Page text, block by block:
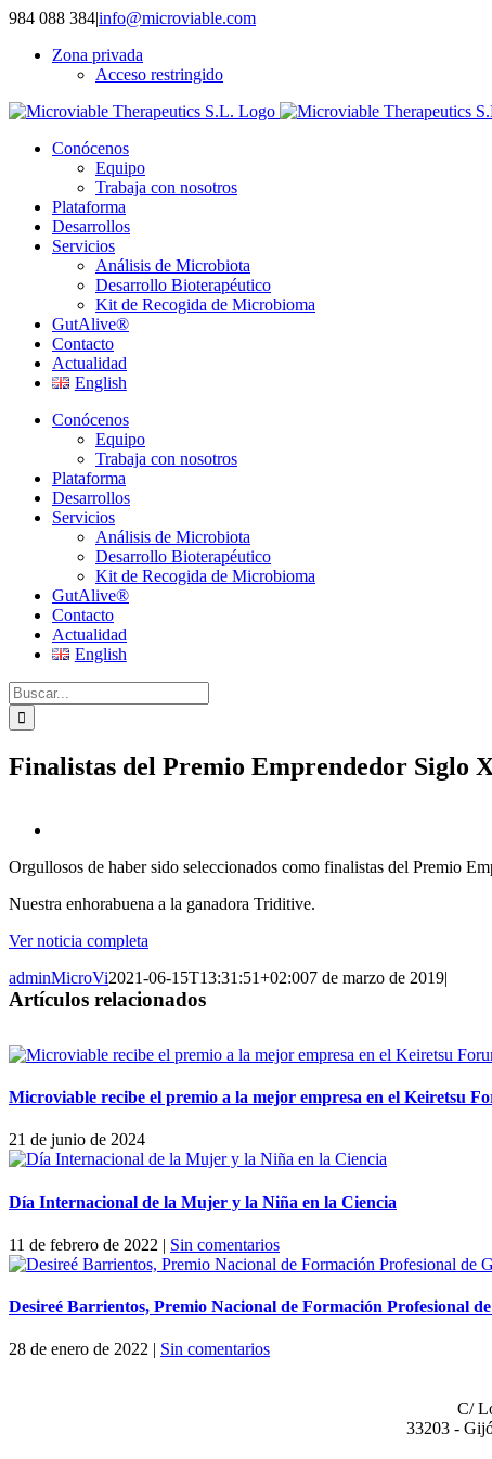
Saltar
contenido
984 088 384|info@microviable.com
Zona privada
Acceso restringido
Conócenos
Equipo
Trabaja con nosotros
Plataforma
Desarrollos
Servicios
Análisis de Microbiota
Desarrollo Bioterapéutico
Kit de Recogida de Microbioma
GutAlive®
Contacto
Actualidad
English
Conócenos
Equipo
Trabaja con nosotros
Plataforma
Desarrollos
Servicios
Análisis de Microbiota
Desarrollo Bioterapéutico
Kit de Recogida de Microbioma
GutAlive®
Contacto
Actualidad
English
Buscar:
Finalistas del Premio Emprendedor Siglo
más
Orgullosos de haber sido seleccionados como finalistas del Premio
Nuestra enhorabuena a la ganadora Triditive.
Ver noticia completa
adminMicroVi2021-06-15T13:31:51+02:007 de marzo de 2019|
Artículos relacionados
Microviable recibe el premio a la mejor empresa en el Keiretsu
21 de junio de 2024
Día Internacional de la Mujer y la Niña en la Ciencia
11 de febrero de 2022 | Sin comentarios
Desireé Barrientos, Premio Nacional de Formación Profesional
28 de enero de 2022 | Sin comentarios
C/
33203 -